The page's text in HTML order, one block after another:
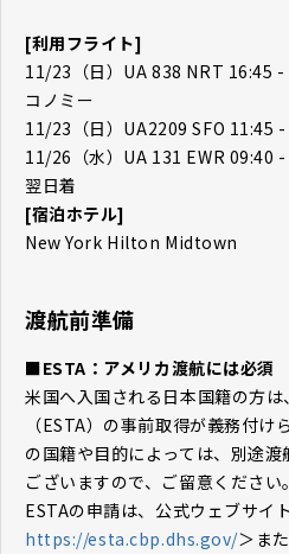
[利用フライト]
11/23（日）UA 838 NRT 16:45 -
コノミー
11/23（日）UA2209 SFO 11:45
11/26（水）UA 131 EWR
翌日着
[宿泊ホテル]
New York Hilton Midtown
渡航前準備
■ESTA：アメリカ渡航には必須
米国へ入国される日本国籍の方
（ESTA）の事前取得が義務付
の国籍や目的によっては、別途
ございますので、ご留意ください。
ESTAの申請は、公式ウェブサイ
https://esta.cbp.dhs.gov/＞ま